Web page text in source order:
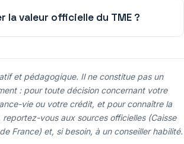
la valeur officielle du TME ?
et pédagogique. Il ne constitue pas un
: pour toute décision concernant votre
vie ou votre crédit, et pour connaître la
reportez-vous aux sources officielles (Caisse
France) et, si besoin, à un conseiller habilité.